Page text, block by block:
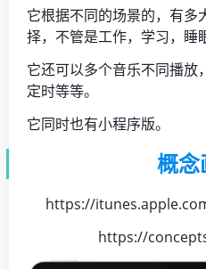
它根据不同的场景的，有多
择，不管是工作，学习，睡
它还可以多个音乐不同播放
定时等等。
它同时也有小程序版。
概念
https://
https://